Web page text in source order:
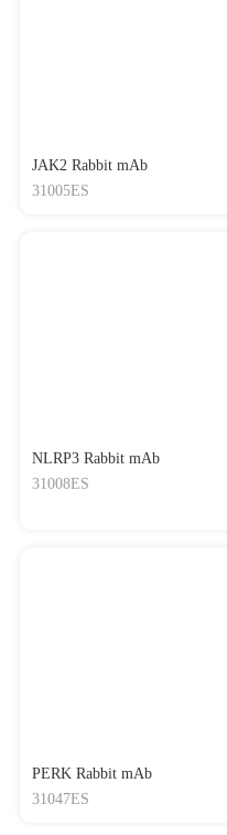
JAK2 Rabbit mAb
31005ES
NLRP3 Rabbit mAb
31008ES
PERK Rabbit mAb
31047ES